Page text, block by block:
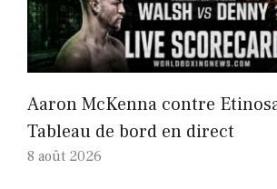
Aaron McKenna contre
Tableau de bord en direct
8 août 2026